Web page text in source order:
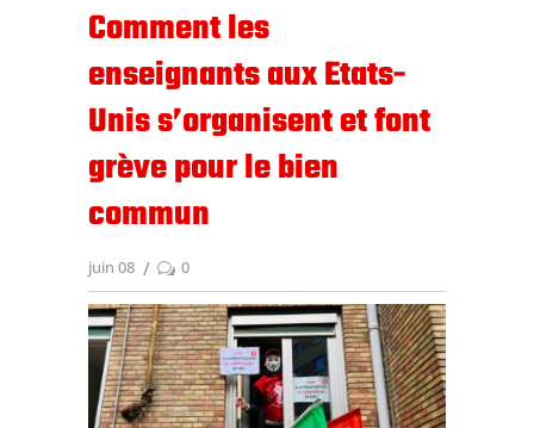
Comment les
enseignants aux Etats-
Unis s’organisent et font
grève pour le bien
commun
juin 08 0